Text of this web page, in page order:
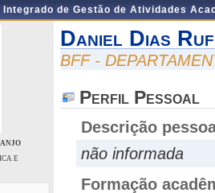
Integrado de Gestão de Atividades
E
Daniel Dias
BFF -
Perfil Pessoal
Descrição
não informada
Formação